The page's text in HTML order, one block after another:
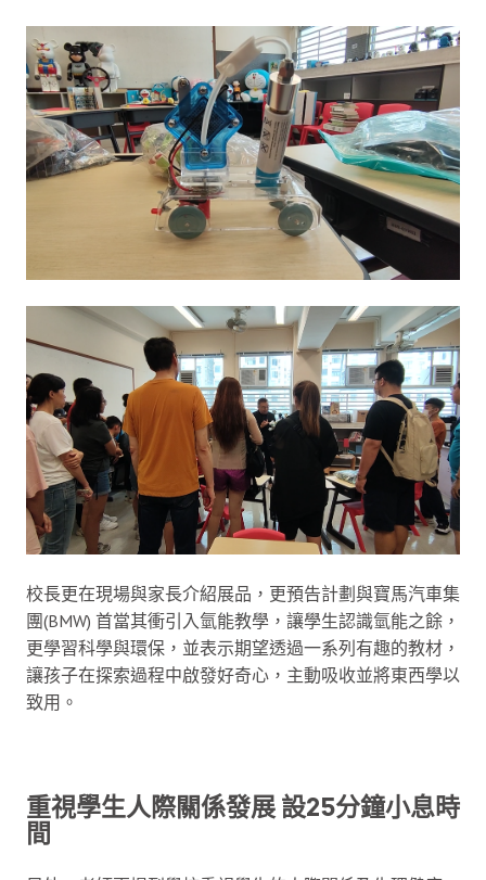
校長更在現場與家長介紹展品，更預告計劃與寶馬汽車集
團(BMW) 首當其衝引入氫能教學，讓學生認識氫能之餘，
更學習科學與環保，並表示期望透過一系列有趣的教材，
讓孩子在探索過程中啟發好奇心，主動吸收並將東西學以
致用。
重視學生人際關係發展 設25分鐘小息時
間